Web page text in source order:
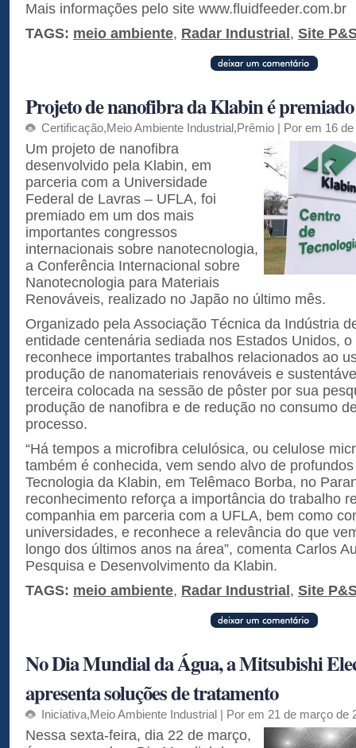
Mais informações pelo site www.fluidfeeder.com.br
TAGS: meio ambiente, Radar Industrial, Site
Projeto de nanofibra da Klabin é
Certificação,Meio Ambiente Industrial,Prêmio | Por em 16
Um projeto de nanofibra
desenvolvido pela Klabin, em
parceria com a Universidade
Federal de Lavras – UFLA, foi
premiado em um dos mais
importantes congressos
internacionais sobre nanotecnologia,
a Conferência Internacional sobre
Nanotecnologia para Materiais
Renováveis, realizado no Japão no último mês.
Organizado pela Associação Técnica da Indústria
entidade centenária sediada nos Estados Unidos,
reconhece importantes trabalhos relacionados ao
produção de nanomateriais renováveis e
terceira colocada na sessão de pôster por sua
produção de nanofibra e de redução no consumo
processo.
“Há tempos a microfibra celulósica, ou celulose
também é conhecida, vem sendo alvo de
Tecnologia da Klabin, em Telêmaco Borba, no
reconhecimento reforça a importância do trabalho
companhia em parceria com a UFLA, bem como
universidades, e reconhece a relevância do que
longo dos últimos anos na área”, comenta Carlos
Pesquisa e Desenvolvimento da Klabin.
TAGS: meio ambiente, Radar Industrial, Site
No Dia Mundial da Água, a Mitsubishi
apresenta soluções de tratamento
Iniciativa,Meio Ambiente Industrial | Por em 21 de março de
Nessa sexta-feira, dia 22 de março,